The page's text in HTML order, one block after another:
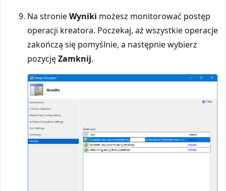
Na stronieWyniki możesz monitorować postęp
operacji kreatora. Poczekaj, aż wszystkie operacje
zakończą się pomyślnie, a następnie wybierz
pozycjęZamknij.